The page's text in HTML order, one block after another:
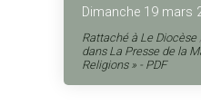
Dimanche 19 mars
Rattaché à Le Diocèse
dans La Presse de la
Religions » - PDF